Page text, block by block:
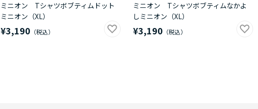
ミニオン Tシャツボブティムドット
ミニオン（XL）
¥3,190
ミニオン Tシャツボブティムなかよ
しミニオン（XL）
¥3,190